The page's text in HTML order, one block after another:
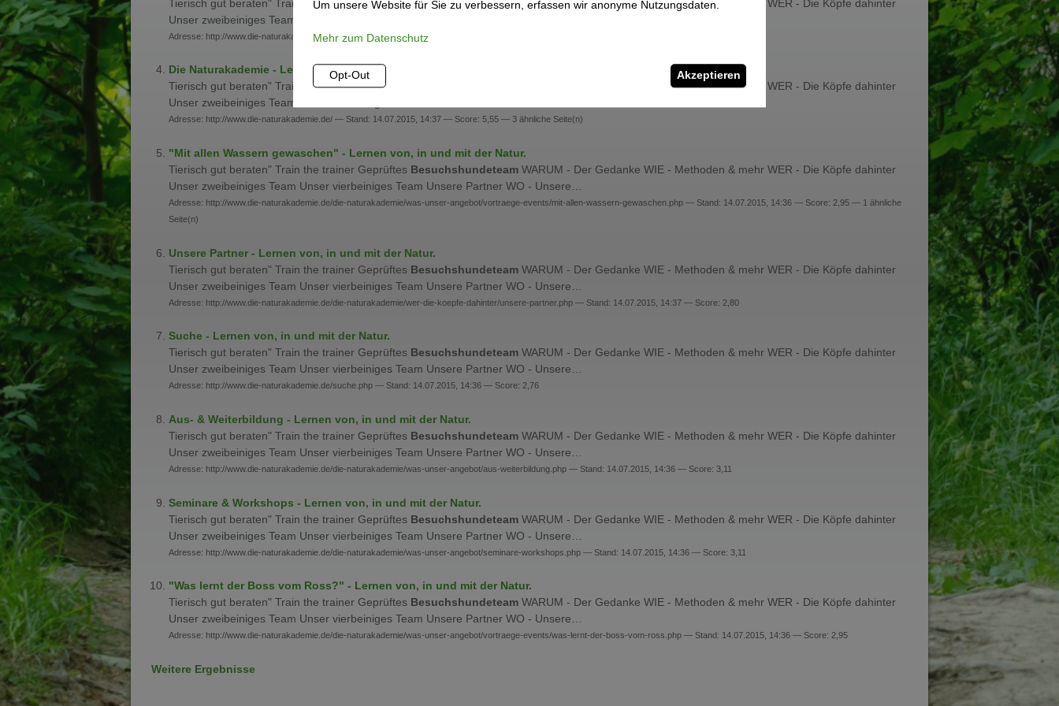
Tierisch gut beraten" Train the trainer GeprüftesBesuchshundeteamWARUM - Der Gedanke WIE - Methoden & mehr WER - Die Köpfe dahinter
Unser zweibeiniges Team Unser vierbeiniges Team Unsere Partner WO - Unsere…
Adresse: http://www.die-naturakademie.de/kontakt.php — Stand: 14.07.2015, 14:36 — Score: 5,29
Die Naturakademie - Lernen von, in und mit der Natur.
Tierisch gut beraten" Train the trainer Geprüftes
WARUM - Der Gedanke WIE - Methoden & mehr WER - Die Köpfe dahinter
Unser zweibeiniges Team Unser vierbeiniges Team Unsere Partner WO - Unsere…
Adresse: http://www.die-naturakademie.de/ — Stand: 14.07.2015, 14:37 — Score: 5,55 — 3 ähnliche Seite(n)
"Mit allen Wassern gewaschen" - Lernen von, in und mit der Natur.
Tierisch gut beraten" Train the trainer Geprüftes BesuchshundeteamWARUM - Der Gedanke WIE - Methoden & mehr WER - Die Köpfe dahinter
Unser zweibeiniges Team Unser vierbeiniges Team Unsere Partner WO - Unsere…
Adresse: http://www.die-naturakademie.de/die-naturakademie/was-unser-angebot/vortraege-events/mit-allen-wassern-gewaschen.php — Stand: 14.07.2015, 14:36 — Score: 2,95 — 1 ähnliche
Seite(n)
Unsere Partner - Lernen von, in und mit der Natur.
Tierisch gut beraten" Train the trainer Geprüftes BesuchshundeteamWARUM - Der Gedanke WIE - Methoden & mehr WER - Die Köpfe dahinter
Unser zweibeiniges Team Unser vierbeiniges Team Unsere Partner WO - Unsere…
Adresse: http://www.die-naturakademie.de/die-naturakademie/wer-die-koepfe-dahinter/unsere-partner.php — Stand: 14.07.2015, 14:37 — Score: 2,80
Suche - Lernen von, in und mit der Natur.
Tierisch gut beraten" Train the trainer Geprüftes BesuchshundeteamWARUM - Der Gedanke WIE - Methoden & mehr WER - Die Köpfe dahinter
Unser zweibeiniges Team Unser vierbeiniges Team Unsere Partner WO - Unsere…
Adresse: http://www.die-naturakademie.de/suche.php — Stand: 14.07.2015, 14:36 — Score: 2,76
Aus- & Weiterbildung - Lernen von, in und mit der Natur.
Tierisch gut beraten" Train the trainer Geprüftes BesuchshundeteamWARUM - Der Gedanke WIE - Methoden & mehr WER - Die Köpfe dahinter
Unser zweibeiniges Team Unser vierbeiniges Team Unsere Partner WO - Unsere…
Adresse: http://www.die-naturakademie.de/die-naturakademie/was-unser-angebot/aus-weiterbildung.php — Stand: 14.07.2015, 14:36 — Score: 3,11
Seminare & Workshops - Lernen von, in und mit der Natur.
Tierisch gut beraten" Train the trainer Geprüftes BesuchshundeteamWARUM - Der Gedanke WIE - Methoden & mehr WER - Die Köpfe dahinter
Unser zweibeiniges Team Unser vierbeiniges Team Unsere Partner WO - Unsere…
Adresse: http://www.die-naturakademie.de/die-naturakademie/was-unser-angebot/seminare-workshops.php — Stand: 14.07.2015, 14:36 — Score: 3,11
"Was lernt der Boss vom Ross?" - Lernen von, in und mit der Natur.
Tierisch gut beraten" Train the trainer Geprüftes BesuchshundeteamWARUM - Der Gedanke WIE - Methoden & mehr WER - Die Köpfe dahinter
Unser zweibeiniges Team Unser vierbeiniges Team Unsere Partner WO - Unsere…
Adresse: http://www.die-naturakademie.de/die-naturakademie/was-unser-angebot/vortraege-events/was-lernt-der-boss-vom-ross.php — Stand: 14.07.2015, 14:36 — Score: 2,95
Weitere Ergebnisse
Um unsere Website für Sie zu verbessern, erfassen wir anonyme Nutzungsdaten.
Mehr zum Datenschutz
Opt-Out Akzeptieren